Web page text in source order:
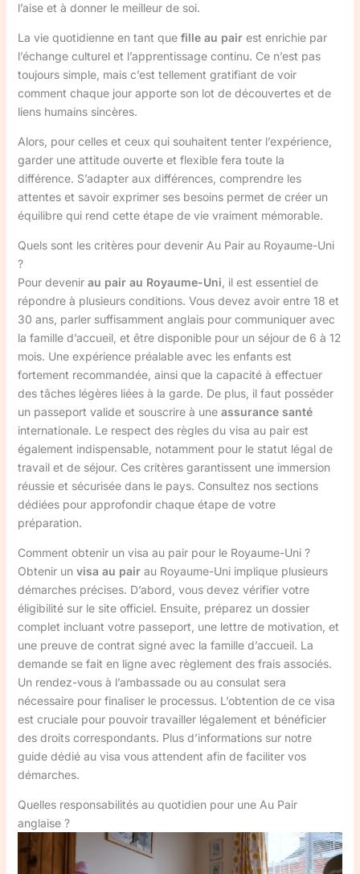
l’aise et à donner le meilleur de soi.
La vie quotidienne en tant que fille au pairest enrichie par
l’échange culturel et l’apprentissage continu. Ce n’est pas
toujours simple, mais c’est tellement gratifiant de voir
comment chaque jour apporte son lot de découvertes et de
liens humains sincères.
Alors, pour celles et ceux qui souhaitent tenter l’expérience,
garder une attitude ouverte et flexible fera toute la
différence. S’adapter aux différences, comprendre les
attentes et savoir exprimer ses besoins permet de créer un
équilibre qui rend cette étape de vie vraiment mémorable.
Quels sont les critères pour devenir Au Pair au Royaume-Uni
?
Pour devenir au pair au Royaume-Uni , il est essentiel de
répondre à plusieurs conditions. Vous devez avoir entre 18 et
30 ans, parler suffisamment anglais pour communiquer avec
la famille d’accueil, et être disponible pour un séjour de 6 à 12
mois. Une expérience préalable avec les enfants est
fortement recommandée, ainsi que la capacité à effectuer
des tâches légères liées à la garde. De plus, il faut posséder
un passeport valide et souscrire à une assurance santé
internationale. Le respect des règles du visa au pair est
également indispensable, notamment pour le statut légal de
travail et de séjour. Ces critères garantissent une immersion
réussie et sécurisée dans le pays. Consultez nos sections
dédiées pour approfondir chaque étape de votre
préparation.
Comment obtenir un visa au pair pour le Royaume-Uni ?
Obtenir un visa au pairau Royaume-Uni implique plusieurs
démarches précises. D’abord, vous devez vérifier votre
éligibilité sur le site officiel. Ensuite, préparez un dossier
complet incluant votre passeport, une lettre de motivation, et
une preuve de contrat signé avec la famille d’accueil. La
demande se fait en ligne avec règlement des frais associés.
Un rendez-vous à l’ambassade ou au consulat sera
nécessaire pour finaliser le processus. L’obtention de ce visa
est cruciale pour pouvoir travailler légalement et bénéficier
des droits correspondants. Plus d’informations sur notre
guide dédié au visa vous attendent afin de faciliter vos
démarches.
Quelles responsabilités au quotidien pour une Au Pair
anglaise ?